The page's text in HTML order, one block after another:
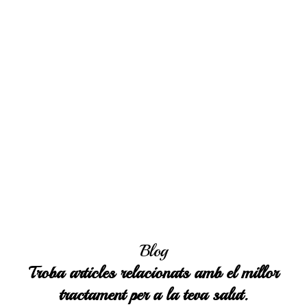
Blog
Troba articles relacionats amb el millor
tractament per a la teva salut.